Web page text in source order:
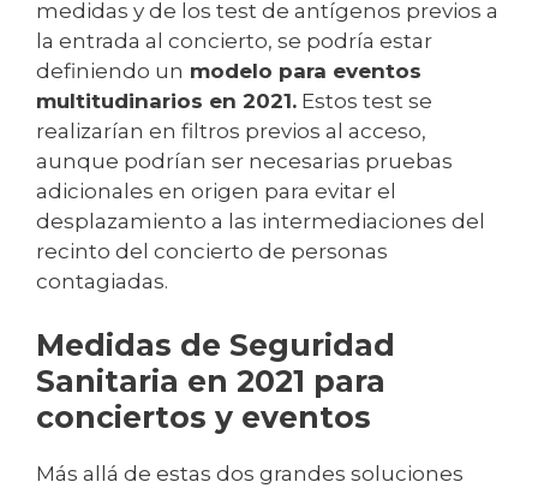
medidas y de los test de antígenos previos a
la entrada al concierto, se podría estar
definiendo un modelo para eventos
multitudinarios en 2021. Estos test se
realizarían en filtros previos al acceso,
aunque podrían ser necesarias pruebas
adicionales en origen para evitar el
desplazamiento a las intermediaciones del
recinto del concierto de personas
contagiadas.
Medidas de Seguridad
Sanitaria en 2021 para
conciertos y eventos
Más allá de estas dos grandes soluciones